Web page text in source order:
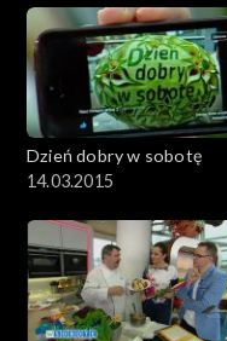
Dzień dobry w sobotę
14.03.2015